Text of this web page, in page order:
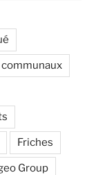
Friches
Group